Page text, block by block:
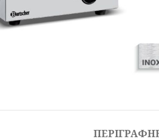
ΠΕΡΙΓΡΑΦΉ